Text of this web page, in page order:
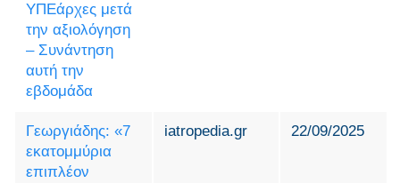
ΥΠΕάρχες μετά
την αξιολόγηση
– Συνάντηση
αυτή την
εβδομάδα
Γεωργιάδης: «7
εκατομμύρια
επιπλέον
iatropedia.gr 22/09/2025